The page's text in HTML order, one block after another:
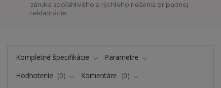
záruka spoľahlivého a rýchleho riešenia prípadnej
reklamácie
Kompletné špecifikácie
Parametre
Hodnotenie
0 Komentáre
0